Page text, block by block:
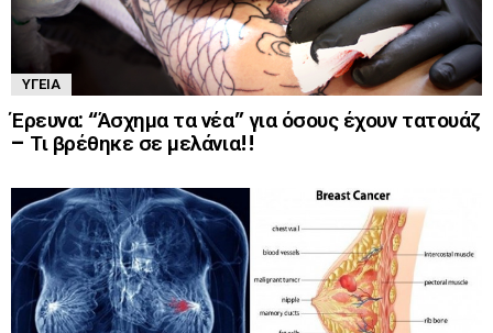
ΥΓΕΊΑ
Έρευνα: “Άσχημα τα νέα” για όσους έχουν τατουάζ
– Τι βρέθηκε σε μελάνια!!